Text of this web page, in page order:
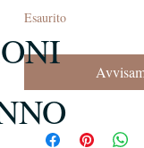
Esaurito